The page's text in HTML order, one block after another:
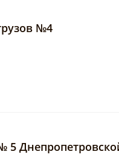
№4
5